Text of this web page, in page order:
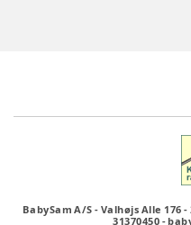
BabySam A/S - Valhøjs Alle 176 -
31370450 -